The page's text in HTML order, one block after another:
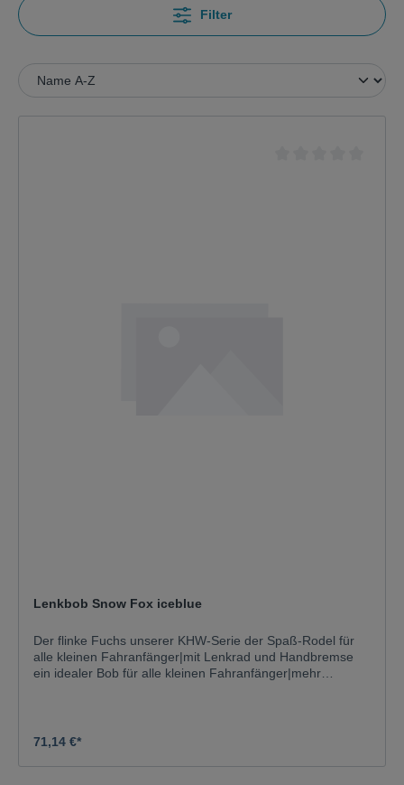
Filter
Lenkbob Snow Fox iceblue
Der flinke Fuchs unserer KHW-Serie der Spaß-Rodel für
alle kleinen Fahranfänger|mit Lenkrad und Handbremse
ein idealer Bob für alle kleinen Fahranfänger|mehr
Fußbereich,griffsicheres Lenkrad,richtungsstabiles
Einhandbremse,hochwertiger, kälte- und lichtbeständiger
71,14 €*